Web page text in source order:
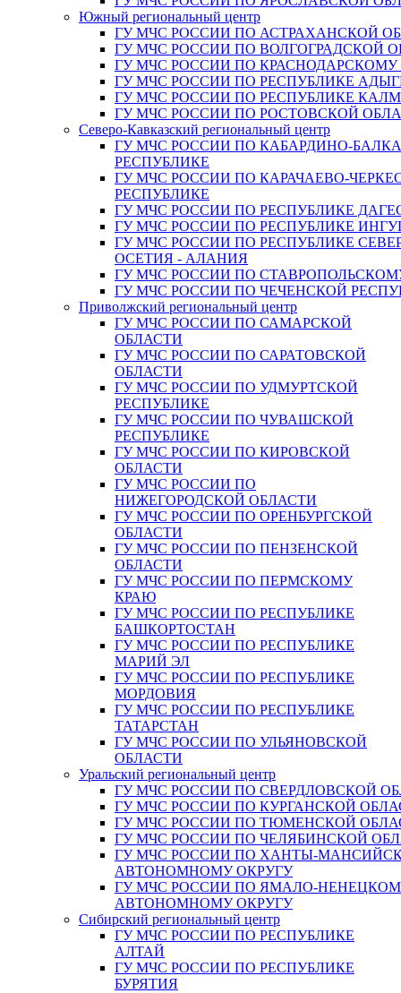
Южный региональный центр
ГУ МЧС РОССИИ ПО АСТРАХАНСКОЙ
ГУ МЧС РОССИИ ПО ВОЛГОГРАДСКОЙ
ГУ МЧС РОССИИ ПО
ГУ МЧС РОССИИ ПО РЕСПУБЛИКЕ
ГУ МЧС РОССИИ ПО РЕСПУБЛИКЕ
ГУ МЧС РОССИИ ПО РОСТОВСКОЙ
Северо-Кавказский региональный центр
ГУ МЧС РОССИИ ПО КАБАРДИНО-
РЕСПУБЛИКЕ
ГУ МЧС РОССИИ ПО КАРАЧАЕВО-
РЕСПУБЛИКЕ
ГУ МЧС РОССИИ ПО РЕСПУБЛИКЕ
ГУ МЧС РОССИИ ПО РЕСПУБЛИКЕ
ГУ МЧС РОССИИ ПО РЕСПУБЛИКЕ
ОСЕТИЯ - АЛАНИЯ
ГУ МЧС РОССИИ ПО
ГУ МЧС РОССИИ ПО ЧЕЧЕНСКОЙ
Приволжский региональный центр
ГУ МЧС РОССИИ ПО САМАРСКОЙ
ОБЛАСТИ
ГУ МЧС РОССИИ ПО САРАТОВСКОЙ
ОБЛАСТИ
ГУ МЧС РОССИИ ПО УДМУРТСКОЙ
РЕСПУБЛИКЕ
ГУ МЧС РОССИИ ПО ЧУВАШСКОЙ
РЕСПУБЛИКЕ
ГУ МЧС РОССИИ ПО КИРОВСКОЙ
ОБЛАСТИ
ГУ МЧС РОССИИ ПО
НИЖЕГОРОДСКОЙ ОБЛАСТИ
ГУ МЧС РОССИИ ПО ОРЕНБУРГСКОЙ
ОБЛАСТИ
ГУ МЧС РОССИИ ПО ПЕНЗЕНСКОЙ
ОБЛАСТИ
ГУ МЧС РОССИИ ПО ПЕРМСКОМУ
КРАЮ
ГУ МЧС РОССИИ ПО РЕСПУБЛИКЕ
БАШКОРТОСТАН
ГУ МЧС РОССИИ ПО РЕСПУБЛИКЕ
МАРИЙ ЭЛ
ГУ МЧС РОССИИ ПО РЕСПУБЛИКЕ
МОРДОВИЯ
ГУ МЧС РОССИИ ПО РЕСПУБЛИКЕ
ТАТАРСТАН
ГУ МЧС РОССИИ ПО УЛЬЯНОВСКОЙ
ОБЛАСТИ
Уральский региональный центр
ГУ МЧС РОССИИ ПО СВЕРДЛОВСКОЙ
ГУ МЧС РОССИИ ПО КУРГАНСКОЙ
ГУ МЧС РОССИИ ПО ТЮМЕНСКОЙ
ГУ МЧС РОССИИ ПО ЧЕЛЯБИНСКОЙ
ГУ МЧС РОССИИ ПО ХАНТЫ-
АВТОНОМНОМУ ОКРУГУ
ГУ МЧС РОССИИ ПО ЯМАЛО-
АВТОНОМНОМУ ОКРУГУ
Сибирский региональный центр
ГУ МЧС РОССИИ ПО РЕСПУБЛИКЕ
АЛТАЙ
ГУ МЧС РОССИИ ПО РЕСПУБЛИКЕ
БУРЯТИЯ